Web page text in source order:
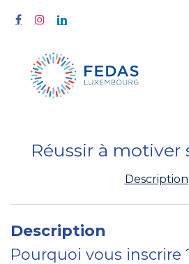
Réussir à motiver
Description
Description
Pourquoi vous inscrire